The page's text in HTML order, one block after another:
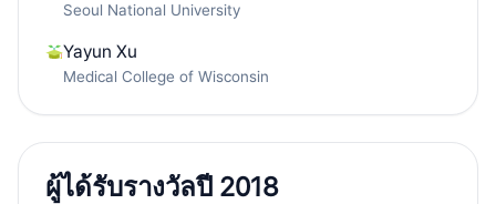
Seoul National University
Yayun Xu
Medical College of Wisconsin
ผู้ได้รับรางวัลปี 2018